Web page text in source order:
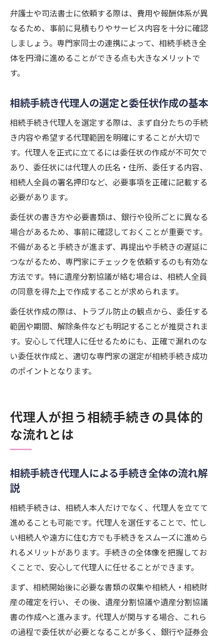
弁護士や司法書士に依頼する際は、費用や報酬体系が異
なるため、事前に見積もりやサービス内容を十分に確認
しましょう。専門家同士の連携によって、相続手続き全
体を円滑に進めることができる点も大きなメリットで
す。
相続手続き代理人の選定と委任状作成の基本
相続手続き代理人を選定する際は、まず自分たちの手続
き内容や希望する代理範囲を明確にすることが大切で
す。代理人を正式に立てるには委任状の作成が不可欠で
あり、委任状には代理人の氏名・住所、委任する内容、
相続人全員の署名押印など、必要事項を正確に記載する
必要があります。
委任状の書き方や必要書類は、銀行や役所ごとに異なる
場合があるため、事前に確認しておくことが重要です。
不備があると手続きが進まず、再提出や手続きの遅延に
つながるため、専門家にチェックを依頼するのも有効な
方法です。特に遺産分割協議が絡む場合は、相続人全員
の同意を得た上で作成することが求められます。
委任状作成の際は、トラブル防止の観点から、委任する
範囲や期間、解除条件なども明記することが推奨されま
す。安心して代理人に任せるためにも、正確で漏れのな
い委任状作成と、適切な専門家の選定が相続手続き成功
のポイントとなります。
代理人が担う相続手続きの具体的
な流れとは
相続手続き代理人による手続き全体の流れ解
説
相続手続きは、相続人本人だけでなく、代理人を立てて
進めることも可能です。代理人を選任することで、忙し
い相続人や遠方に住む方でも手続きをスムーズに進めら
れるメリットがあります。手続きの全体像を把握してお
くことで、安心して代理人に任せることができます。
まず、相続開始後に必要な書類の収集や相続人・相続財
産の確定を行い、その後、遺産分割協議や遺産分割協議
書の作成へと進みます。代理人が関与する場合、これら
の過程で委任状が必要となることが多く、銀行や証券会